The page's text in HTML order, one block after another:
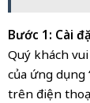
Bước 1: Cài
Quý khách
của ứng dụng
trên điện